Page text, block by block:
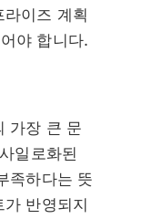
이즈 계획
야 합니다.
가장 큰 문
사일로화된
족하다는 뜻
반영되지